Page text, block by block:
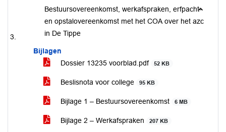
Bestuursovereenkomst, werkafspraken, erfpacht-
en opstalovereenkomst met het COA over het azc
in De Tippe
Bijlagen
Dossier 13235 voorblad.pdf
52 KB
Beslisnota voor college 95 KB
Bijlage 1 – Bestuursovereenkomst 6 MB
Bijlage 2 – Werkafspraken 207 KB